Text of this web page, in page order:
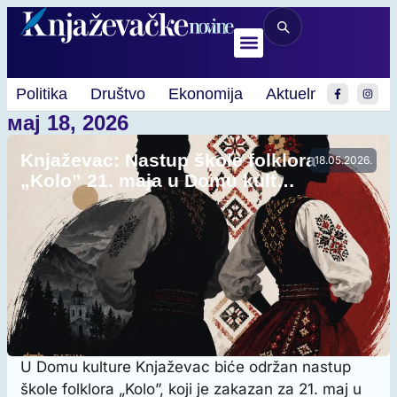
Politika Društvo Ekonomija Aktuelnosti
мај 18, 2026
18.05.2026.
Knjaževac: Nastup škole folklora
„Kolo” 21. maja u Domu kult…
U Domu kulture Knjaževac biće održan nastup
škole folklora „Kolo”, koji je zakazan za 21. maj u